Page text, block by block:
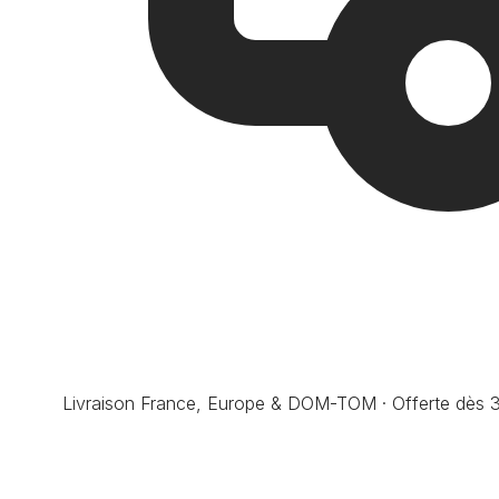
Livraison France, Europe & DOM-TOM · Offerte dès